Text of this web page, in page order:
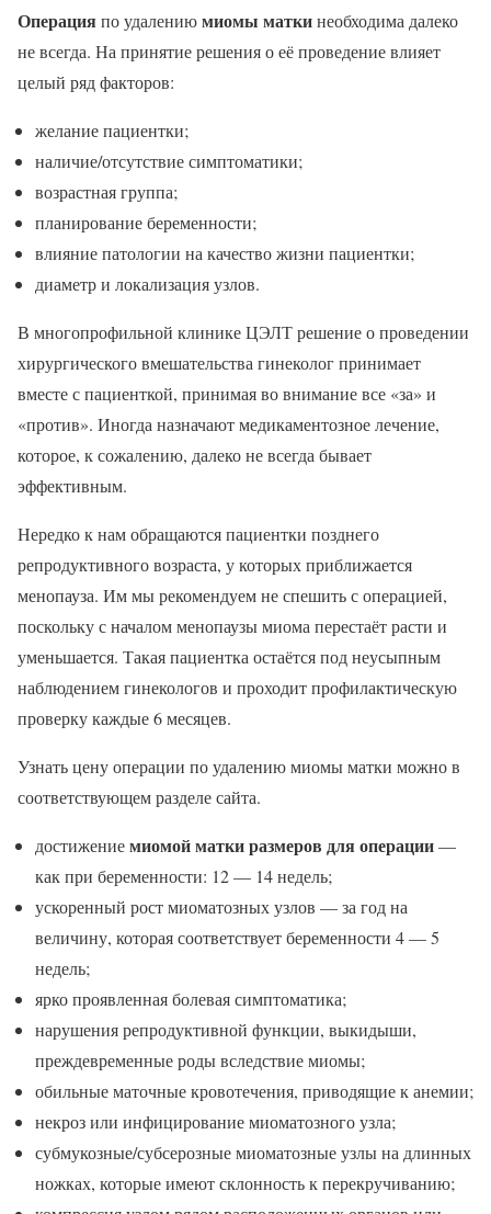
Операцияпо удалениюмиомы маткинеобходима далеко
не всегда. На принятие решения о её проведение влияет
целый ряд факторов:
желание пациентки;
наличие/отсутствие симптоматики;
возрастная группа;
планирование беременности;
влияние патологии на качество жизни пациентки;
диаметр и локализация узлов.
В многопрофильной клинике ЦЭЛТ решение о проведении
хирургического вмешательства гинеколог принимает
вместе с пациенткой, принимая во внимание все «за» и
«против». Иногда назначают медикаментозное лечение,
которое, к сожалению, далеко не всегда бывает
эффективным.
Нередко к нам обращаются пациентки позднего
репродуктивного возраста, у которых приближается
менопауза. Им мы рекомендуем не спешить с операцией,
поскольку с началом менопаузы миома перестаёт расти и
уменьшается. Такая пациентка остаётся под неусыпным
наблюдением гинекологов и проходит профилактическую
проверку каждые 6 месяцев.
Узнать цену операции по удалению миомы матки можно в
соответствующем разделе сайта.
достижениемиомой матки размеров для операции—
как при беременности: 12 — 14 недель;
ускоренный рост миоматозных узлов — за год на
величину, которая соответствует беременности 4 — 5
недель;
ярко проявленная болевая симптоматика;
нарушения репродуктивной функции, выкидыши,
преждевременные роды вследствие миомы;
обильные маточные кровотечения, приводящие к анемии;
некроз или инфицирование миоматозного узла;
субмукозные/субсерозные миоматозные узлы на длинных
ножках, которые имеют склонность к перекручиванию;